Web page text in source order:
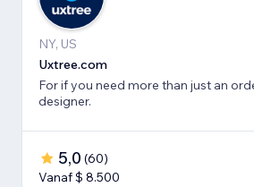
NY, US
Uxtree.com
For if you need more than just an
designer.
5,0 (60)
Vanaf $ 8.500